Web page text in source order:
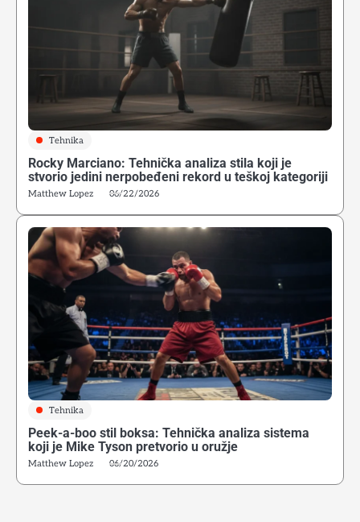
Tehnika
Rocky Marciano: Tehnička analiza stila koji je
stvorio jedini nerpobeđeni rekord u teškoj kategoriji
Matthew Lopez 06/22/2026
Tehnika
Peek-a-boo stil boksa: Tehnička analiza sistema
koji je Mike Tyson pretvorio u oružje
Matthew Lopez 06/20/2026
Alijev pokret nogu: Tehnička osnova modernog
defanzivnog boksa
Matthew Lopez
Kako početi boks u Srbiji: Vodič za odrasle početnike
Matthew Lopez